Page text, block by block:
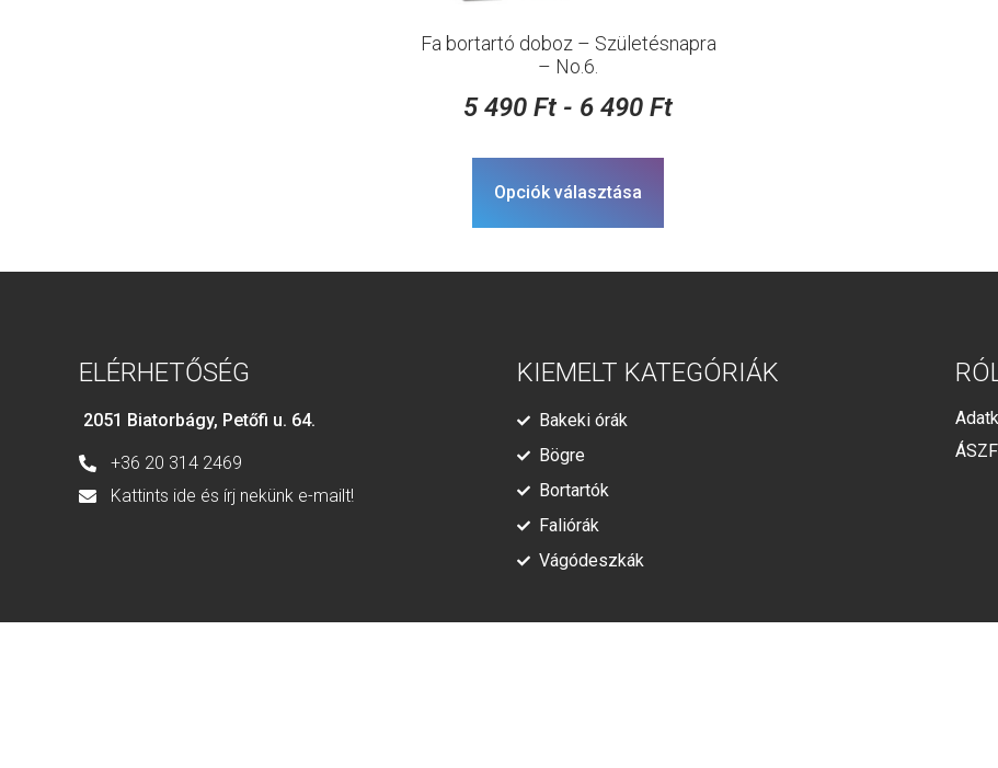
Fa bortartó doboz – Születésnapra
– No.6.
5 490Ft - 6 490Ft
Opciók választása
ELÉRHETŐSÉG
2051 Biatorbágy, Petőfi u. 64.
+36 20 314 2469
Kattints ide és írj nekünk e-mailt!
KIEMELT KATEGÓRIÁK
Bakeki órák
Bögre
Bortartók
Faliórák
Vágódeszkák
ÁSZF